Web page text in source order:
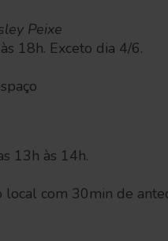
Peixe
18h. Exceto dia 4/6.
13h às 14h.
local com 30min de